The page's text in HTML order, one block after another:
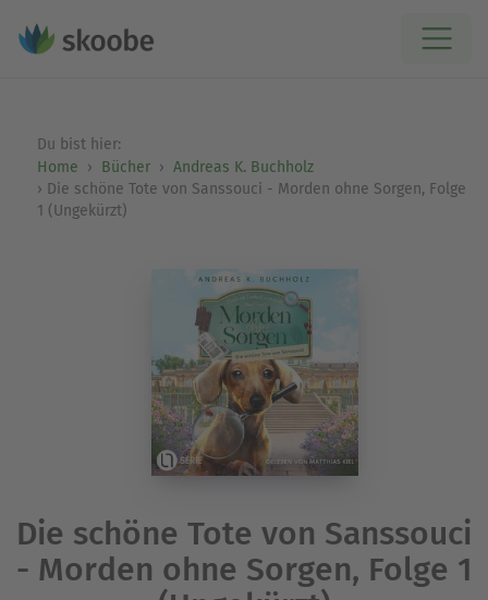
Du bist hier:
Home
Bücher
Andreas K. Buchholz
Die schöne Tote von Sanssouci - Morden ohne Sorgen, Folge
1 (Ungekürzt)
Die schöne Tote von Sanssouci
- Morden ohne Sorgen, Folge 1